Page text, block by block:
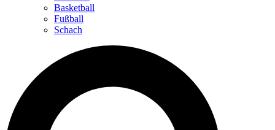
Basketball
Fußball
Schach